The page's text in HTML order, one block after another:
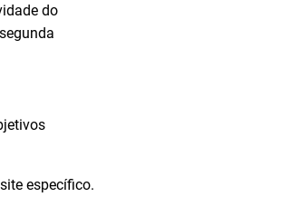
do
específico.